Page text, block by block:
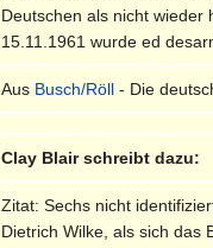
Deutschen als nicht wieder
15.11.1961 wurde ed
Aus Busch/Röll - Die
Clay Blair schreibt dazu:
Zitat: Sechs nicht
Dietrich Wilke, als sich das